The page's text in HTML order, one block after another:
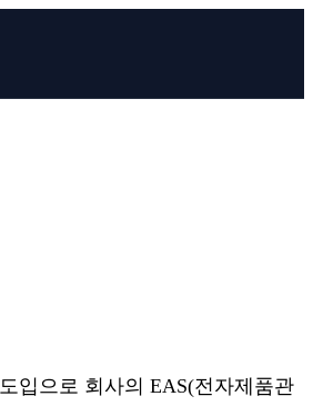
입으로 회사의 EAS(전자제품관